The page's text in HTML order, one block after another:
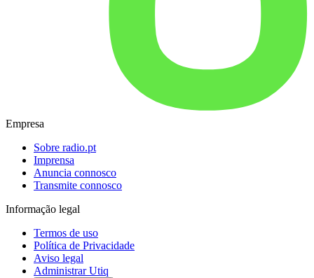
Empresa
Sobre radio.pt
Imprensa
Anuncia connosco
Transmite connosco
Informação legal
Termos de uso
Política de Privacidade
Aviso legal
Administrar Utiq